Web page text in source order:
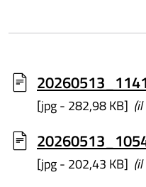
[jpg - 282,98 KB]
[jpg - 202,43 KB]